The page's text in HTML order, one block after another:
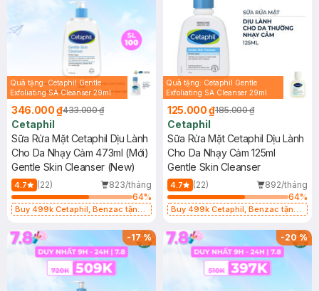
Quà tặng: Cetaphil Gentle
Exfoliating SA Cleanser 29ml
346.000 ₫433.000 ₫
Cetaphil
Sữa Rửa Mặt Cetaphil Dịu Lành
Cho Da Nhạy Cảm 473ml (Mới)
Gentle Skin Cleanser (New)
4.7 (22)
823/tháng
64%
Buy 499k Cetaphil, Benzac tặng
hạn)
Quà tặng: Cetaphil Gentle
Exfoliating SA Cleanser 29ml
125.000 ₫185.000 ₫
Cetaphil
Sữa Rửa Mặt Cetaphil Dịu Lành
Cho Da Nhạy Cảm 125ml
Gentle Skin Cleanser
4.7 (22)
892/tháng
64%
Buy 499k Cetaphil, Benzac tặng
hạn)
-17% -20%